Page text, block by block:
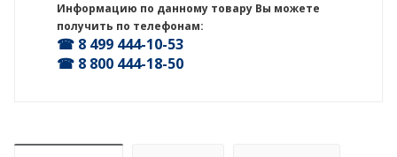
Информацию по данному товару Вы можете
получить по телефонам:
☎ 8 499 444-10-53
☎ 8 800 444-18-50